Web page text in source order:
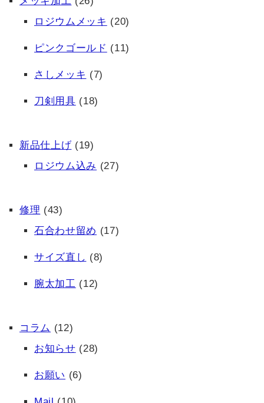
ロジウムメッキ (20)
ピンクゴールド (11)
さしメッキ (7)
刀剣用具 (18)
新品仕上げ (19)
ロジウム込み (27)
修理 (43)
石合わせ留め (17)
サイズ直し (8)
腕太加工 (12)
コラム (12)
お知らせ (28)
お願い (6)